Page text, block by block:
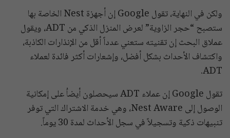
ولكن في النهاية، تقول Google إن أجهزة Nest الخاصة بها
ستصبح “حجر الزاوية” لعرض المنزل الذكي من ADT، ويقول
عملاق البحث إن تقنيته ستعني عدداً أقل من الإنذارات الكاذبة،
واكتشاف الأحداث بشكل أفضل، وإشعارات أكثر فائدة لعملاء
ADT.
تقول Google إن عملاء ADT سيحصلون أيضاُ على إمكانية
الوصول إلى Nest Aware، وهي خدمة الاشتراك التي توفر
تنبيهات ذكية وتسجيلاً في سجل الأحداث لمدة 30 يوماً.